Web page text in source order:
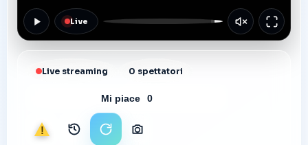
Live
Live streaming 0 spettatori
Mi piace 0
SegnalaArchivio immagini
Ricarica stream
Scarica foto